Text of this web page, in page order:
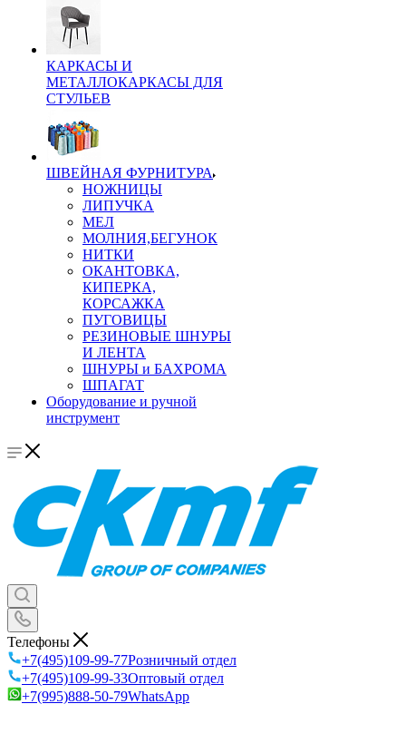
КАРКАСЫ И
МЕТАЛЛОКАРКАСЫ ДЛЯ
СТУЛЬЕВ
ШВЕЙНАЯ ФУРНИТУРА
НОЖНИЦЫ
ЛИПУЧКА
МЕЛ
МОЛНИЯ,БЕГУНОК
НИТКИ
ОКАНТОВКА,
КИПЕРКА,
КОРСАЖКА
ПУГОВИЦЫ
РЕЗИНОВЫЕ ШНУРЫ
И ЛЕНТА
ШНУРЫ и БАХРОМА
ШПАГАТ
Оборудование и ручной
инструмент
Телефоны
+7(495)109-99-77Розничный отдел
+7(495)109-99-33Оптовый отдел
+7(995)888-50-79WhatsApp